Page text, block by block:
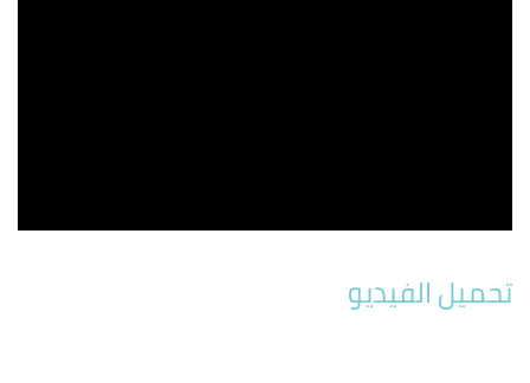
تحميل الفيديو